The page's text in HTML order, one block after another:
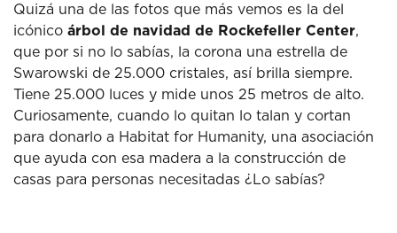
Quizá una de las fotos que más vemos es la del
icónico árbol de navidad de Rockefeller Center,
que por si no lo sabías, la corona una estrella de
Swarowski de 25.000 cristales, así brilla siempre.
Tiene 25.000 luces y mide unos 25 metros de alto.
Curiosamente, cuando lo quitan lo talan y cortan
para donarlo a Habitat for Humanity, una asociación
que ayuda con esa madera a la construcción de
casas para personas necesitadas ¿Lo sabías?